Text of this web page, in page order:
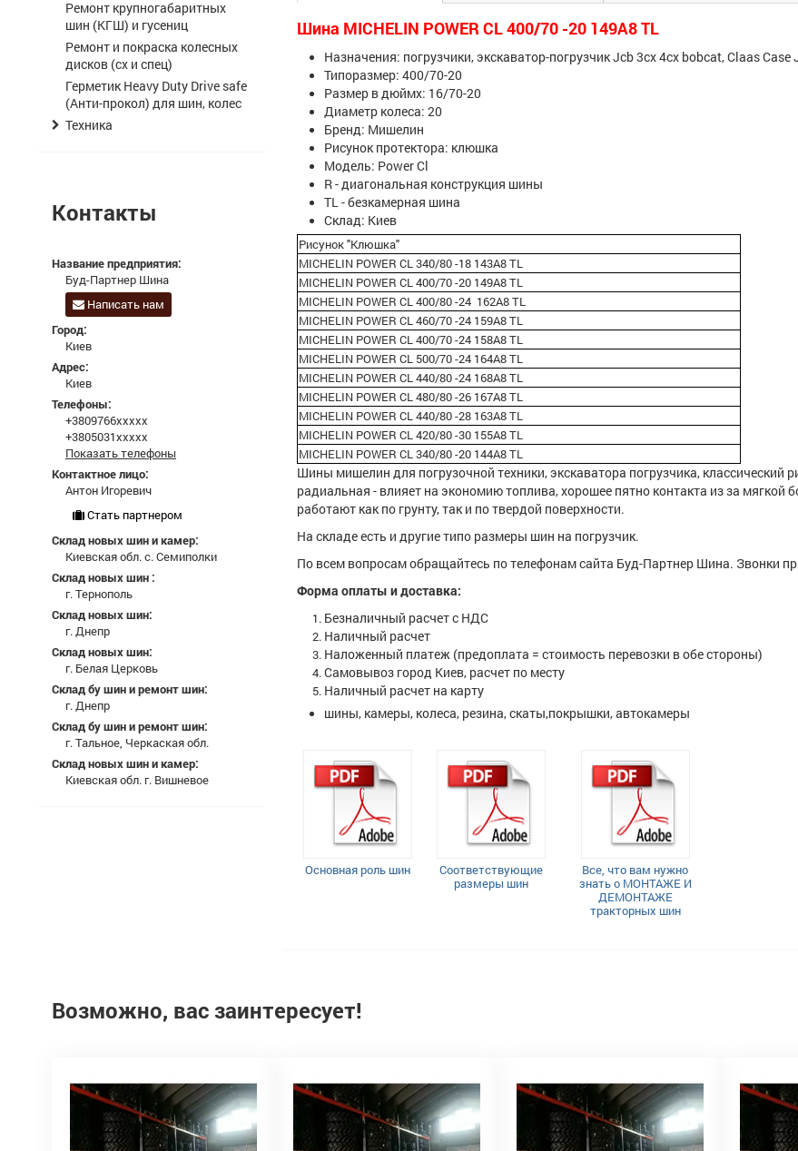
Шина MICHELIN POWER CL 400/70 -20 149A8 TL
Назначения: погрузчики, экскаватор-погрузчик Jcb 3сх 4сх bobcat, Claas Case
Типоразмер: 400/70-20
Размер в дюймх: 16/70-20
Диаметр колеса: 20
Бренд: Мишелин
Рисунок протектора: клюшка
Модель: Power Cl
R - диагональная конструкция шины
TL - безкамерная шина
Склад: Киев
Рисунок "Клюшка"
MICHELIN POWER CL 340/80 -18 143A8 TL
MICHELIN POWER CL 400/70 -20 149A8 TL
MICHELIN POWER CL 400/80 -24 162A8 TL
MICHELIN POWER CL 460/70 -24 159A8 TL
MICHELIN POWER CL 400/70 -24 158A8 TL
MICHELIN POWER CL 500/70 -24 164A8 TL
MICHELIN POWER CL 440/80 -24 168A8 TL
MICHELIN POWER CL 480/80 -26 167A8 TL
MICHELIN POWER CL 440/80 -28 163A8 TL
MICHELIN POWER CL 420/80 -30 155A8 TL
MICHELIN POWER CL 340/80 -20 144A8 TL
Шины мишелин для погрузочной техники, экскаватора погрузчика,
радиальная - влияет на экономию топлива, хорошее пятно контакта из за
работают как по грунту, так и по твердой поверхности.
На складе есть и другие типо размеры шин на погрузчик.
По всем вопросам обращайтесь по телефонам сайта Буд-Партнер Шина. Звонки
Форма оплаты и доставка:
Безналичный расчет с НДС
Наличный расчет
Наложенный платеж (предоплата = стоимость перевозки в обе стороны)
Самовывоз город Киев, расчет по месту
Наличный расчет на карту
шины, камеры, колеса, резина, скаты,покрышки, автокамеры
Основная роль шин
Соответствующие
размеры шин
Все, что вам нужно
знать о МОНТАЖЕ И
ДЕМОНТАЖЕ
тракторных шин
Ремонт крупногабаритных
шин (КГШ) и гусениц
Ремонт и покраска колесных
дисков (сх и спец)
Герметик Heavy Duty Drive safe
(Анти-прокол) для шин, колес
Техника
Контакты
Название предприятия:
Буд-Партнер Шина
Написать нам
Город:
Киев
Адрес:
Киев
Телефоны:
+3809766xxxxx
+3805031xxxxx
Показать телефоны
Контактное лицо:
Антон Игоревич
Стать партнером
Склад новых шин и камер:
Киевская обл. с. Семиполки
Склад новых шин :
г. Тернополь
Склад новых шин:
г. Днепр
Склад новых шин:
г. Белая Церковь
Склад бу шин и ремонт шин:
г. Днепр
Склад бу шин и ремонт шин:
г. Тальное, Черкаская обл.
Склад новых шин и камер:
Киевская обл. г. Вишневое
Возможно, вас заинтересует!